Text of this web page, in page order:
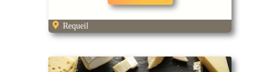
Requeil